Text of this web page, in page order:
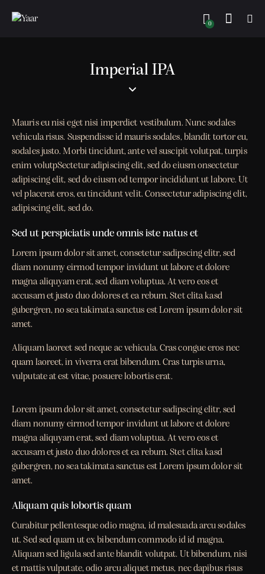
0
Imperial IPA
Mauris eu nisi eget nisi imperdiet vestibulum. Nunc sodales
vehicula risus. Suspendisse id mauris sodales, blandit tortor eu,
sodales justo. Morbi tincidunt, ante vel suscipit volutpat, turpis
enim volutpSectetur adipiscing elit, sed do eiusm onsectetur
adipiscing elit, sed do eiusm od tempor incididunt ut labore. Ut
vel placerat eros, eu tincidunt velit. Consectetur adipiscing elit,
adipiscing elit, sed do.
Sed ut perspiciatis unde omnis iste natus et
Lorem ipsum dolor sit amet, consetetur sadipscing elitr, sed
diam nonumy eirmod tempor invidunt ut labore et dolore
magna aliquyam erat, sed diam voluptua. At vero eos et
accusam et justo duo dolores et ea rebum. Stet clita kasd
gubergren, no sea takimata sanctus est Lorem ipsum dolor sit
amet.
Aliquam laoreet sed neque ac vehicula. Cras congue eros nec
quam laoreet, in viverra erat bibendum. Cras turpis urna,
vulputate at est vitae, posuere lobortis erat.
Lorem ipsum dolor sit amet, consetetur sadipscing elitr, sed
diam nonumy eirmod tempor invidunt ut labore et dolore
magna aliquyam erat, sed diam voluptua. At vero eos et
accusam et justo duo dolores et ea rebum. Stet clita kasd
gubergren, no sea takimata sanctus est Lorem ipsum dolor sit
amet.
Aliquam quis lobortis quam
Curabitur pellentesque odio magna, id malesuada arcu sodales
ut. Sed sed quam ut ex bibendum commodo id id magna.
Aliquam sed ligula sed ante blandit volutpat. Ut bibendum, nisi
et mattis vulputate, odio arcu aliquet metus, nec dapibus risus